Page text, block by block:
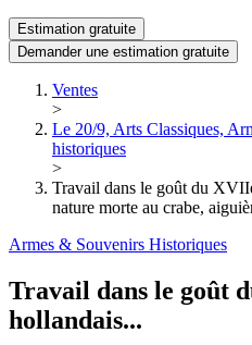
Estimation gratuite
Demander une estimation gratuite
Ventes
>
Le 20/9, Arts Classiques,
historiques
>
Travail dans le goût du
nature morte au crabe,
Armes & Souvenirs Historiques
Travail dans le goût
hollandais...